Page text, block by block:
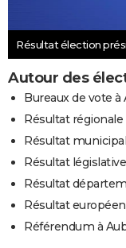
Résultat élection
Autour des
Bureaux de vote
Résultat
Résultat
Résultat
Résultat
Résultat
Référendum à